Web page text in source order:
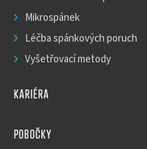
Mikrospánek
Léčba spánkových poruch
Vyšetřovací metody
KARIÉRA
POBOČKY